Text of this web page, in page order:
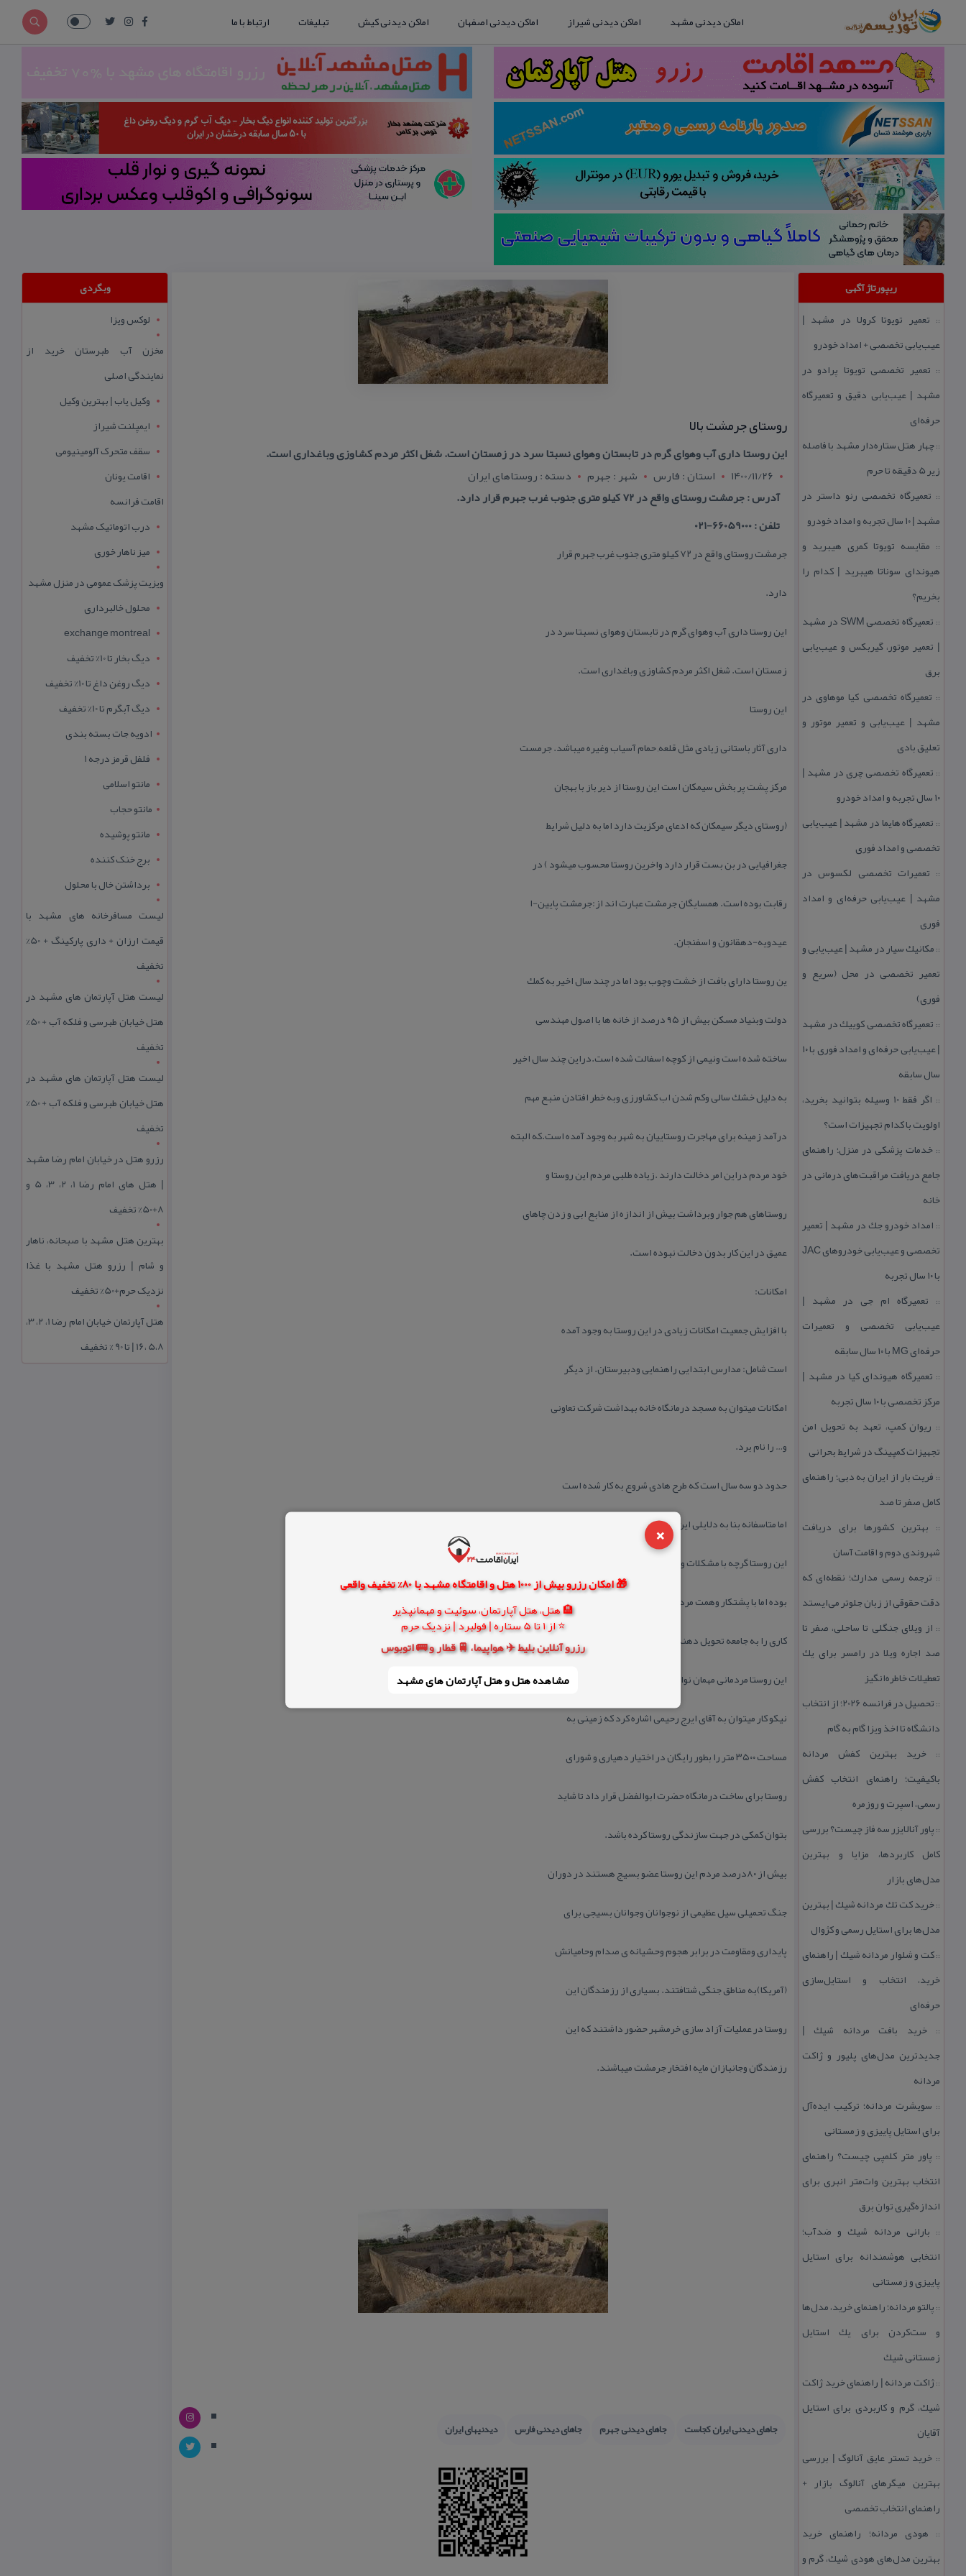
×
🎁 امکان رزرو بیش از 1000 هتل و اقامتگاه مشهد با 80% تخفیف واقعی
🏨 هتل، هتل آپارتمان، سوئیت و مهمانپذیر
⭐ از 1 تا 5 ستاره | فولبرد | نزدیک حرم
رزرو آنلاین بلیط ✈️ هواپیما، 🚆 قطار و 🚌 اتوبوس
مشاهده هتل و هتل‌ آپارتمان های مشهد
اماکن دیدنی مشهد اماکن دیدنی شیراز اماکن دیدنی اصفهان اماکن دیدنی کیش تبلیغات ارتباط با ما
ریپورتاژ آگهی
:: تعمیر تویوتا كرولا در مشهد |
عیب‌یابی تخصصی + امداد خودرو
:: تعمیر تخصصی تویوتا پرادو در
مشهد | عیب‌یابی دقیق و تعمیرگاه
حرفه‌ای
::چهار هتل‌ ستاره‌دار مشهد با فاصله
زیر 5 دقیقه تا حرم
:: تعمیرگاه تخصصی رنو داستر در
مشهد | ۱۰ سال تجربه و امداد خودرو
:: مقایسه تویوتا كمری هیبرید و
هیوندای سوناتا هیبرید | كدام را
بخریم؟
::
تعمیرگاه تخصصی SWM در مشهد
| تعمیر موتور، گیربكس و عیب‌یابی
برق
:: تعمیرگاه تخصصی كیا موهاوی در
مشهد | عیب‌یابی و تعمیر موتور و
تعلیق بادی
:: تعمیرگاه تخصصی چری در مشهد |
۱۰ سال تجربه و امداد خودرو
:: تعمیرگاه هایما در مشهد | عیب‌یابی
تخصصی و امداد فوری
:: تعمیرات تخصصی لكسوس در
مشهد | عیب‌یابی حرفه‌ای و امداد
فوری
:: مكانیك سیار در مشهد | عیب‌یابی و
تعمیر تخصصی در محل (سریع و
فوری)
:: تعمیرگاه تخصصی كوییك در مشهد
| عیب‌یابی حرفه‌ای و امداد فوری با ۱۰
سال سابقه
::
اگر فقط 10 وسیله بتوانید بخرید،
اولویت با كدام تجهیزات است؟
:: خدمات پزشكی در منزل؛ راهنمای
جامع دریافت مراقبت‌های درمانی در
خانه
:: امداد خودرو جك در مشهد | تعمیر
تخصصی و عیب‌یابی خودروهای JAC
با ۱۰ سال تجربه
:: تعمیرگاه ام جی در مشهد |
عیب‌یابی تخصصی و تعمیرات
حرفه‌ای MG با ۱۰ سال سابقه
:: تعمیرگاه هیوندای كیا در مشهد |
مركز تخصصی با ۱۰ سال تجربه
:: ریوان كمپ، تعهد به تحویل امن
تجهیزات كمپینگ در شرایط بحرانی
:: فریت بار از ایران به دبی؛ راهنمای
كامل صفر تا صد
:: بهترین كشورها برای دریافت
شهروندی دوم و اقامت آسان
:: ترجمه رسمی مدارك؛ نقطه‌ای كه
دقت حقوقی از زبان جلوتر می‌ایستد
:: از ویلای جنگلی تا ساحلی، صفر تا
صد اجاره ویلا در رامسر برای یك
تعطیلات خاطره‌انگیز
::
تحصیل در فرانسه 2026؛ از انتخاب
دانشگاه تا اخذ ویزا گام به گام
::خرید بهترین كفش مردانه
باكیفیت؛ راهنمای انتخاب كفش
رسمی، اسپرت و روزمره
:: پاور آنالایزر سه فاز چیست؟ بررسی
كامل كاربردها، مزایا و بهترین
مدل‌های بازار
::خرید كت تك مردانه شیك | بهترین
مدل‌ها برای استایل رسمی و كژوال
::كت و شلوار مردانه شیك | راهنمای
خرید، انتخاب و استایل‌سازی
حرفه‌ای
::خرید بافت مردانه شیك |
جدیدترین مدل‌های پلیور و ژاكت
مردانه
:: سویشرت مردانه؛ تركیب ایده‌آل
برای استایل پاییزی و زمستانی
:: پاور متر كلمپی چیست؟ راهنمای
انتخاب بهترین وات‌متر انبری برای
اندازه‌گیری توان برق
:: بارانی مردانه شیك و ضدآب؛
انتخابی هوشمندانه برای استایل
پاییزی و زمستانی
:: پالتو مردانه؛ راهنمای خرید، مدل‌ها
و ست‌كردن برای یك استایل
زمستانی شیك
::ژاكت مردانه | راهنمای خرید ژاكت
شیك، گرم و كاربردی برای استایل
آقایان
:: خرید تستر عایق آنالوگ | بررسی
بهترین میگرهای آنالوگ بازار +
راهنمای انتخاب تخصصی
:: هودی مردانه؛ راهنمای خرید
بهترین مدل‌های هودی شیك، گرم و
روستای جرمشت بالا
این روستا داری آب وهوای گرم در تابستان وهوای نسبتا سرد در زمستان است. شغل اكثر مردم كشاوزی وباغداری است.
1400/11/26
استان : فارس شهر : جهرم
دسته : روستاهای ایران
آدرس : جرمشت روستای واقع در ۷۲ كیلو متری جنوب غرب جهرم قرار دارد.
تلفن : 66059000-021
جرمشت روستای واقع در ۷۲ كیلو متری جنوب غرب جهرم قرار
دارد.
این روستا داری آب وهوای گرم در تابستان وهوای نسبتا سرد در
زمستان است. شغل اكثر مردم كشاوزی وباغداری است.
این روستا
داری آثار باستانی زیادی مثل قلعه, حمام آسیاب وغیره میباشد. جرمست
مركز پشت پر بخش سیمكان است این روستا از دیر باز با بهجان
(روستای دیگر سیمكان كه ادعای مركزیت دارد اما به دلیل شرایط
جغرافیایی در بن بست قرار دارد واخرین روستا محسوب میشود ) در
رقابت بوده است. همسایگان جرمشت عبارت اند از:جرمشت پایین-ا
عیدویه-دهقانون و اسفنجان.
ین روستا دارای بافت از خشت وچوب بود اما در چند سال اخیر به كمك
دولت وبنیاد مسكن بیش از ۹۵ درصد از خانه ها با اصول مهندسی
ساخته شده است ونیمی از كوچه اسفالت شده است.دراین چند سال اخیر
به دلیل خشك سالی وكم شدن اب كشاورزی وبه خطر افتادن منبع مهم
درآمد زمینه برای مهاجرت روستاییان به شهر به وجود آمده است.كه البته
خود مردم دراین امر دخالت دارند .زیاده طلبی مردم این روستا و
روستاهای هم جوار وبرداشت بیش از اندازه از منابع ابی و زدن چاهای
عمیق در این كار بدون دخالت نبوده است.
امكانات:
با افزایش جمعیت امكانات زیادی در این روستا به وجود آمده
است شامل: مدارس ابتدایی راهنمایی ودبیرستان. از دیگر
امكانات میتوان به مسجد درمانگاه خانه بهداشت شركت تعاونی
و… را نام برد.
حدود دو سه سال است كه طرح هادی شروع به كار شده است
اما متاسفانه بنا به دلایلی این طرح نیمه كار مانده است .
این روستا گرچه با مشكلات وسختی های بسیار زیادی روبرو
بوده اما با پشتكار وهمت مردم توانستند جوانان متعهد و پر
كاری را به جامعه تحویل دهند.
این روستا مردمانی مهمان نواز خون گرم ونیكو كار دارد. از افراد
نیكو كار میتوان به آقای ایرج رحیمی اشاره كرد كه زمینی به
مساحت ۳۵۰۰ متر را بطور رایگان در اختیار دهیاری و شورای
روستا برای ساخت درمانگاه حضرت ابوالفضل قرار داد تا شاید
بتوان كمكی در جهت سازندگی روستا كرده باشد.
بیش از ۸۰درصد مردم این روستا عضو بسیج هستند در دوران
جنگ تحمیلی سیل عظیمی از نوجوانان وجوانان بسیجی برای
پایداری ومقاومت در برابر هجوم وحشیانه ی صدام وحامیانش
(آمریكا)به مناطق جنگی شتافتند. بسیاری از رزمندگان این
روستا در عملیات آزاد سازی خرمشهر حضور داشتند كه این
رزمندگان وجانبازان مایه افتخار جرمشت میباشند.
جاهای دیدنی ایران كجاست جاهای دیدنی جهرم جاهای دیدنی فارس دیدنیهای ایران
وبگردی
لوکس ویزا
مخزن آب طبرستان خرید از
نمایندگی اصلی
وکیل یاب | بهترین وکیل
ایمپلنت شیراز
سقف متحرک آلومینیومی
اقامت یونان
اقامت فرانسه
درب اتوماتیک مشهد
میز ناهار خوری
ویزیت پزشک عمومی در منزل مشهد
محلول خالبرداری
exchange montreal
دیگ بخار تا 10% تخفیف
دیگ روغن داغ تا 10% تخفیف
دیگ آبگرم تا 10% تخفیف
ادویه جات بسته بندی
فلفل قرمز درجه 1
مانتو اسلامی
مانتو حجاب
مانتو پوشیده
برج خنک کننده
برداشتن خال با محلول
لیست مسافرخانه های مشهد با
قیمت ارزان + داری پارکینگ + 50%
تخفیف
لیست هتل آپارتمان های مشهد در
هتل خیابان طبرسی و فلکه آب + 50%
تخفیف
لیست هتل آپارتمان های مشهد در
هتل خیابان طبرسی و فلکه آب + 50%
تخفیف
رزرو هتل در خیابان امام رضا مشهد
| هتل‌ های امام رضا 1، 2، 3، 5 و
8+50% تخفیف
بهترین هتل مشهد با صبحانه، ناهار
و شام | رزرو هتل مشهد با غذا
نزدیک حرم+50% تخفیف
هتل آپارتمان خیابان امام رضا 1، 2، 3،
5،8 ،16 | تا 90 % تخفیف